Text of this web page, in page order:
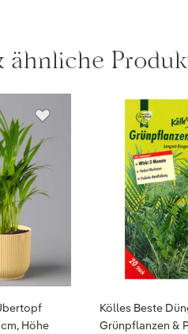
ähnliche
Höhe
Kölles Beste
Grünpflanzen &